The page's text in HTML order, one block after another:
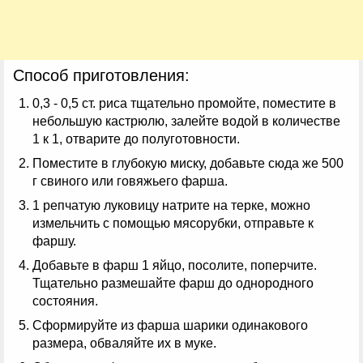
Способ приготовления:
0,3 - 0,5 ст. риса тщательно промойте, поместите в
небольшую кастрюлю, залейте водой в количестве
1 к 1, отварите до полуготовности.
Поместите в глубокую миску, добавьте сюда же 500
г свиного или говяжьего фарша.
1 репчатую луковицу натрите на терке, можно
измельчить с помощью мясорубки, отправьте к
фаршу.
Добавьте в фарш 1 яйцо, посолите, поперчите.
Тщательно размешайте фарш до однородного
состояния.
Сформируйте из фарша шарики одинакового
размера, обваляйте их в муке.